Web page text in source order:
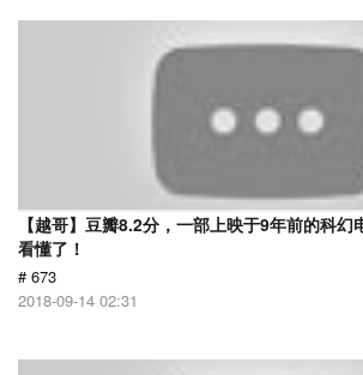
【越哥】豆瓣8.2分，一部上映于9年前的科幻
看懂了！
# 673
2018-09-14 02:31